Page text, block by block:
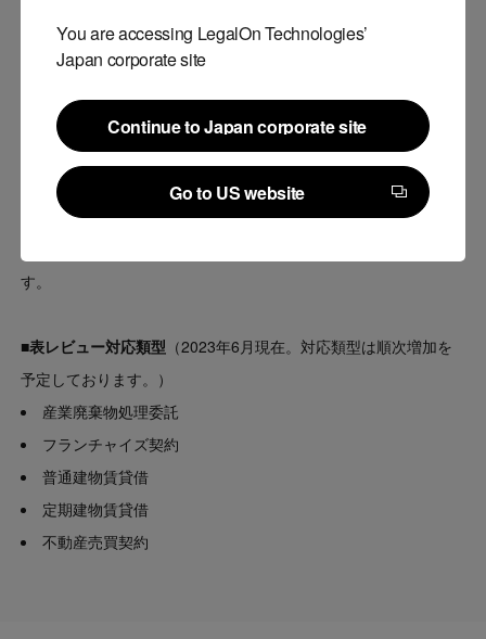
You are accessing LegalOn Technologies’
Japan corporate site
Continue to Japan corporate site
Continue to Japan corporate site
Go to US website
Go to US website
レビューを実施することができ、表が含まれた契約書において
LegalOn Technologiesでは、今後も弁護士の法務知見と最新のテ
クノロジーを組み合わせ、企業や法律事務所などの契約審査業務
の品質向上、効率化を支援するとともに、法務業務における課題
す。
■表レビュー対応類型 （2023年6月現在。対応類型は順次増加を
予定しております。）
産業廃棄物処理委託
フランチャイズ契約
普通建物賃貸借
定期建物賃貸借
不動産売買契約